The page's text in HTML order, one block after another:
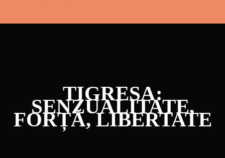
TIGRESA:
SENZUALITATE,
FORȚĂ, LIBERTATE